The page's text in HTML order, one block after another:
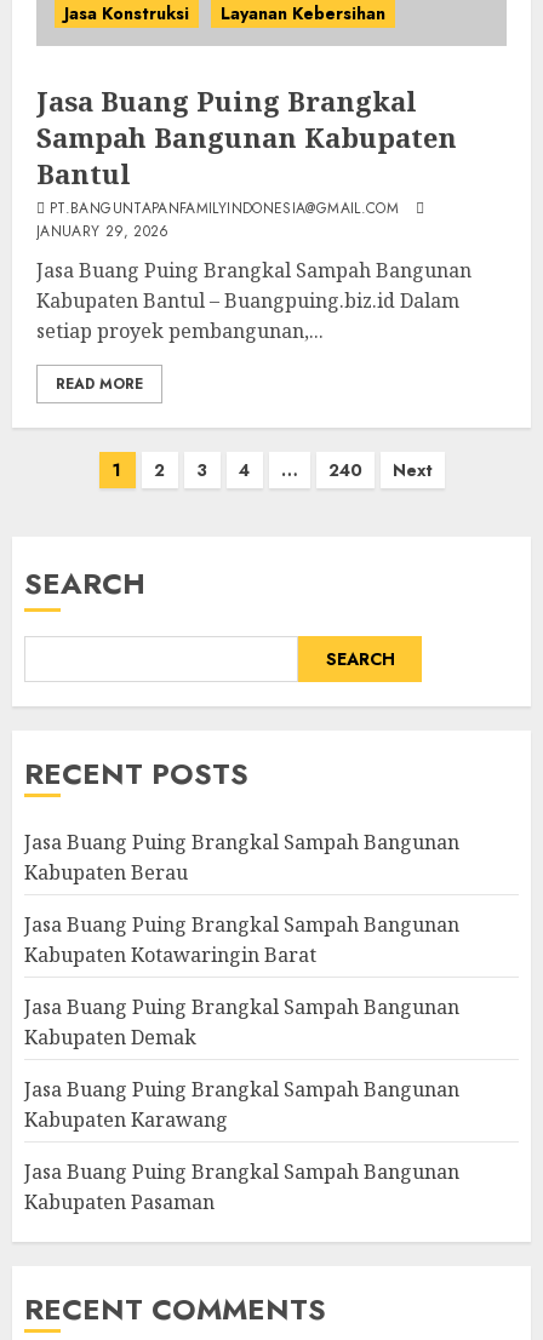
Jasa Konstruksi Layanan Kebersihan
Jasa Buang Puing Brangkal
Sampah Bangunan Kabupaten
Bantul
PT.BANGUNTAPANFAMILYINDONESIA@GMAIL.COM
JANUARY 29, 2026
Jasa Buang Puing Brangkal Sampah Bangunan
Kabupaten Bantul – Buangpuing.biz.id Dalam
setiap proyek pembangunan,...
READ MORE
1 2 3 4 … 240 Next
SEARCH
SEARCH
RECENT POSTS
Jasa Buang Puing Brangkal Sampah Bangunan
Kabupaten Berau
Jasa Buang Puing Brangkal Sampah Bangunan
Kabupaten Kotawaringin Barat
Jasa Buang Puing Brangkal Sampah Bangunan
Kabupaten Demak
Jasa Buang Puing Brangkal Sampah Bangunan
Kabupaten Karawang
Jasa Buang Puing Brangkal Sampah Bangunan
Kabupaten Pasaman
RECENT COMMENTS